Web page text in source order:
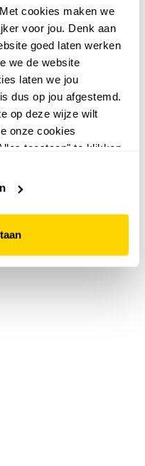
cookies maken we
voor jou. Denk aan
goed laten werken
we de website
laten we jou
dus op jou afgestemd.
op deze wijze wilt
onze cookies
toestaan" te klikken.